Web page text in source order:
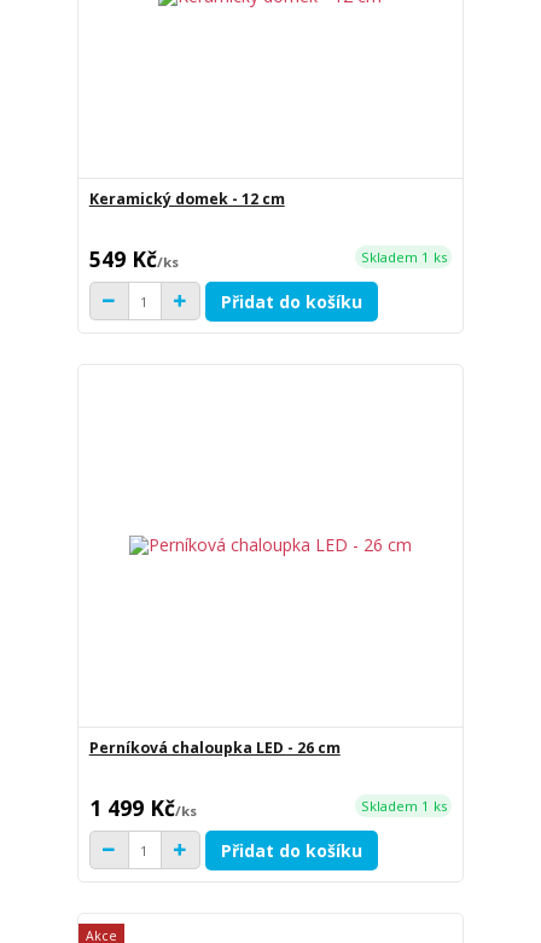
Keramický domek - 12 cm
549 Kč/ks Skladem 1 ks
Přidat do košíku
Perníková chaloupka LED - 26 cm
1 499 Kč/ks Skladem 1 ks
Přidat do košíku
Akce